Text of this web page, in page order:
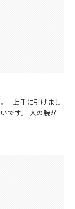
。 上手に引けまし
です。 人の腕が